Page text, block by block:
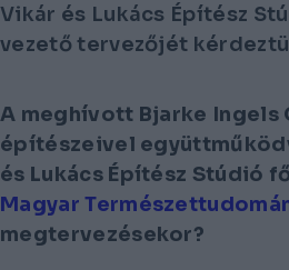
Vikár és Lukács Építész
vezető tervezőjét
A meghívott Bjarke Ingels
építészeivel
és Lukács Építész Stúdió
Magyar
megtervezésekor?